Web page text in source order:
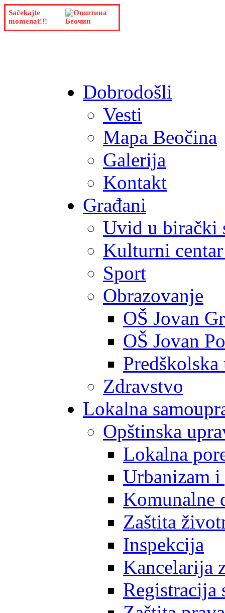
Sačekajte
momenat!!!
Dobrodošli
Vesti
Mapa Beočina
Galerija
Kontakt
Građani
Uvid u birački
Kulturni
Sport
Obrazovanje
OŠ Jovan
OŠ Jovan
Predškolska
Zdravstvo
Lokalna
Opštinska
Lokalna
Urbanizam
Komunalne
Zaštita
Inspekcija
Kancelarija
Registracija